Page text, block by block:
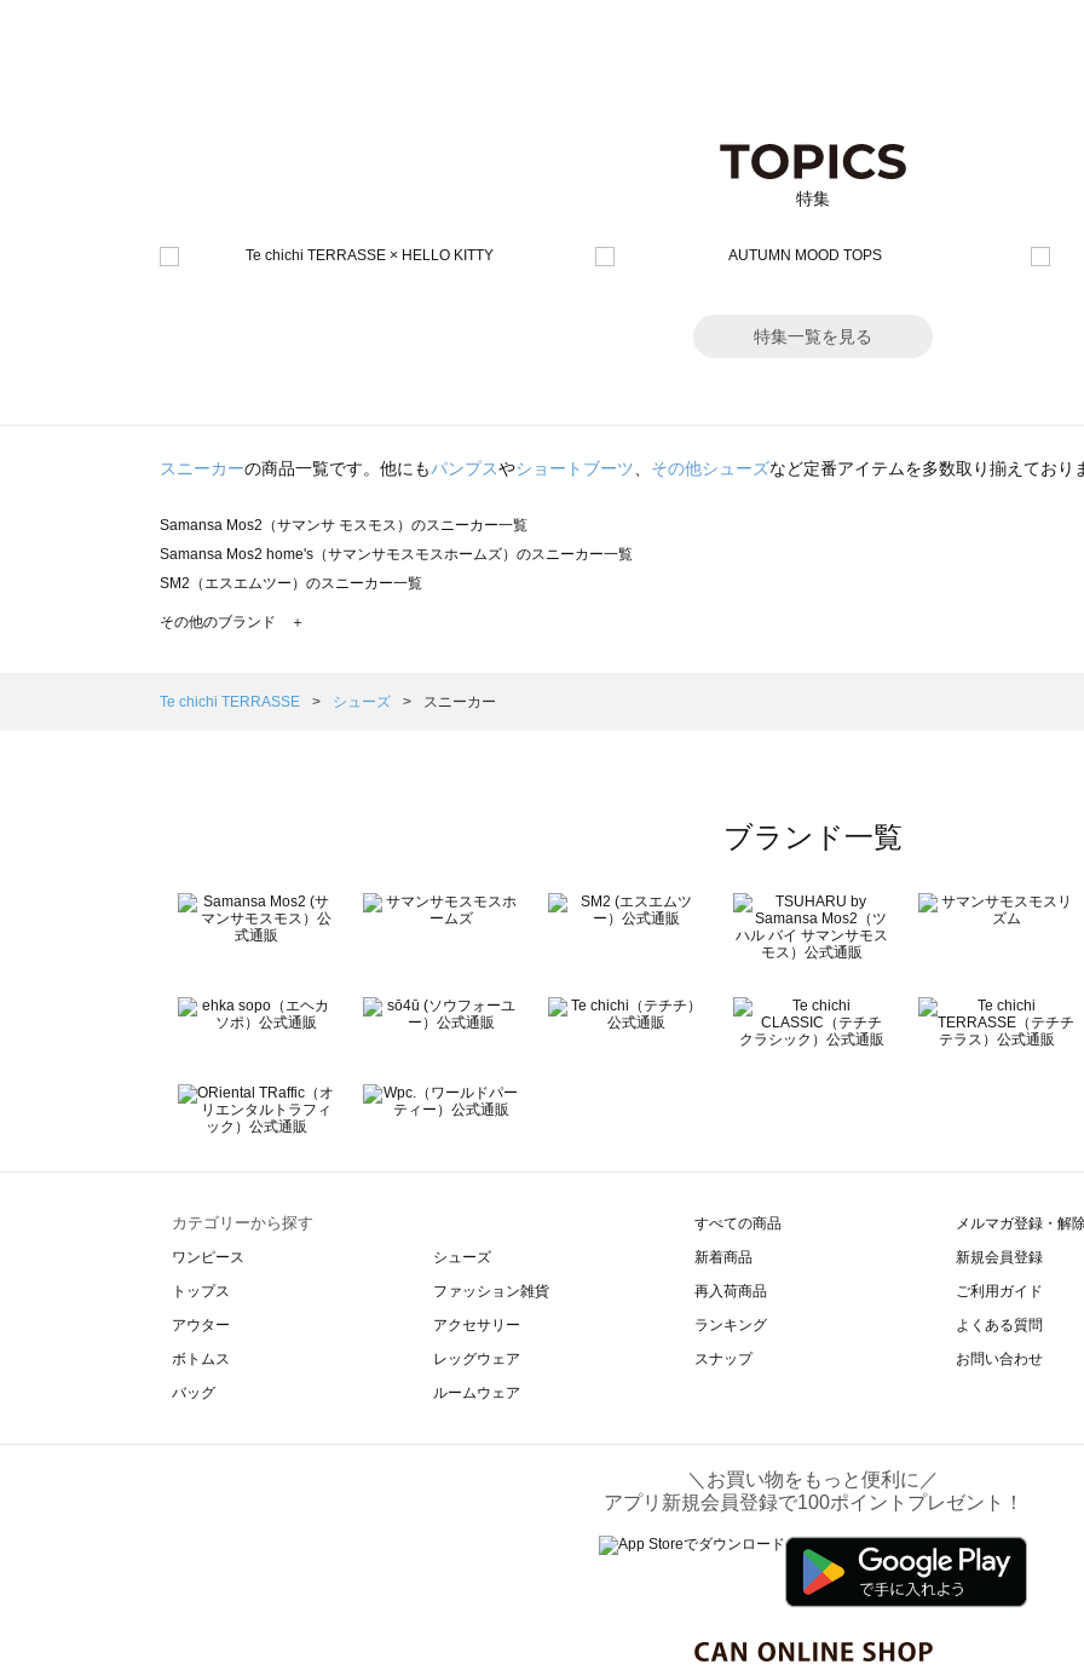
特集
特集一覧を見る
スニーカーの商品一覧です。他にもパンプスやショートブーツ その他シューズなど定番アイテムを多数取り揃えており
Samansa Mos2（サマンサ モスモス）のスニーカー一覧
Samansa Mos2 home's（サマンサモスモスホームズ）のスニーカー一覧
SM2（エスエムツー）のスニーカー一覧
TSUHARU by Samansa Mos2（ツハルバイサマンサモスモス）のスニーカー一覧
Samansa Mos2 Lagom（サマンサモスモス ラーゴム）のスニーカー一覧
BETTY'S BLUE（べティーズブルー）のスニーカー一覧
Wpc.（ワールドパーティー）のスニーカー一覧
その他のブランド ＋
Te chichi TERRASSE シューズ スニーカー
ブランド一覧
カテゴリーから探す
ワンピース
トップス
アウター
ボトムス
バッグ
シューズ
ファッション雑貨
アクセサリー
レッグウェア
ルームウェア
すべての商品
新着商品
再入荷商品
ランキング
スナップ
メルマガ登録・解
新規会員登録
ご利用ガイド
よくある質問
お問い合わせ
＼お買い物をもっと便利に／
アプリ新規会員登録で100ポイントプレゼント！